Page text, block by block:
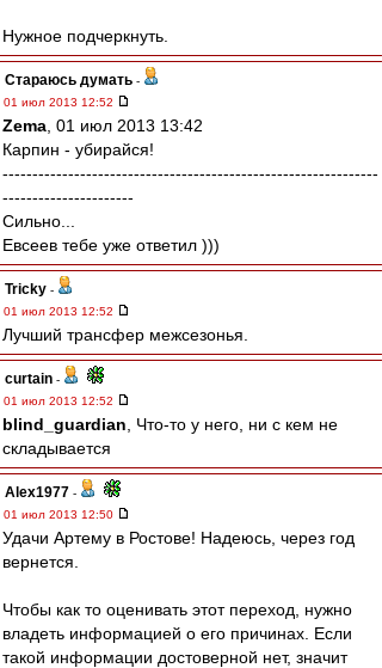
Нужное подчеркнуть.
Стараюсь думать -
01 июл 2013 12:52
Zema , 01 июл 2013 13:42
Карпин - убирайся!
---------------------------------------------------------------
----------------------
Сильно...
Евсеев тебе уже ответил )))
Tricky -
01 июл 2013 12:52
Лучший трансфер межсезонья.
curtain -
01 июл 2013 12:52
blind_guardian , Что-то у него, ни с кем не
складывается
Alex1977 -
01 июл 2013 12:50
Удачи Артему в Ростове! Надеюсь, через год
вернется.
Чтобы как то оценивать этот переход, нужно
владеть информацией о его причинах. Если
такой информации достоверной нет, значит